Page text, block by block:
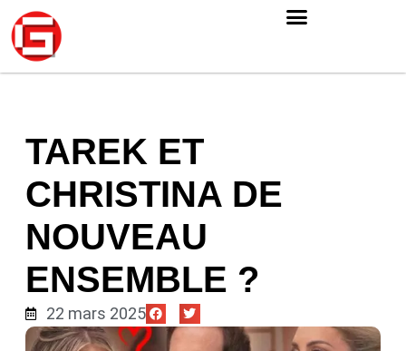
TAREK ET
CHRISTINA DE
NOUVEAU
ENSEMBLE ?
22 mars 2025